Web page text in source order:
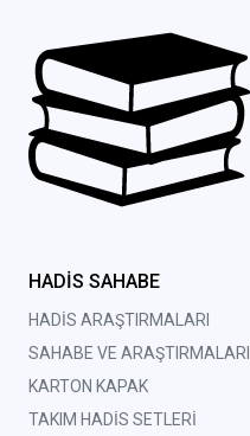
HADİS SAHABE
HADİS ARAŞTIRMALARI
SAHABE VE ARAŞTIRMALARI
KARTON KAPAK
TAKIM HADİS SETLERİ